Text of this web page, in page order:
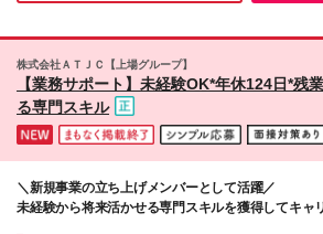
円／月 ☆消防設備士乙6種：
株式会社ＡＴＪＣ【上場グループ】
【業務サポート】未経験OK*年休124日*残
る専門スキル
＼新規事業の立ち上げメンバーとして活躍／
未経験から将来活かせる専門スキルを獲得してキャ